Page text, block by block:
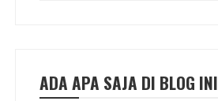
ADA APA SAJA DI BLOG INI